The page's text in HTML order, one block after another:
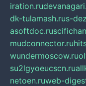
iration.ru
dk-tulamash.rus-
asoftdoc.ru
mudconnector.ru
wundermoscow.ru
su2lgyoeucscn.ru
netoen.ruweb-